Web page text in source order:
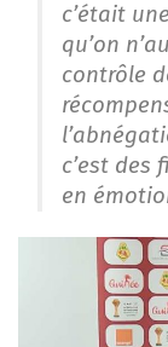
c’était
qu’on
contrôle
c’est des
en